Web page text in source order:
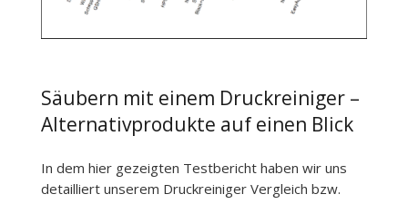
Säubern mit einem Druckreiniger –
Alternativprodukte auf einen Blick
In dem hier gezeigten Testbericht haben wir uns
detailliert unserem Druckreiniger Vergleich bzw.